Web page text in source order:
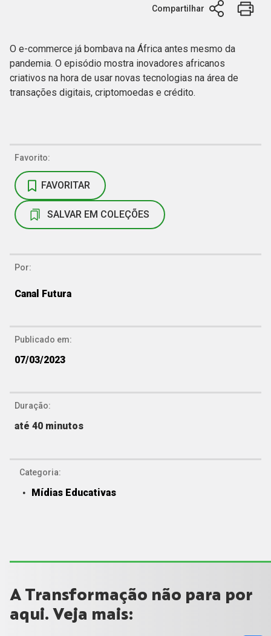
Compartilhar
O e-commerce já bombava na África antes mesmo da
pandemia. O episódio mostra inovadores africanos
criativos na hora de usar novas tecnologias na área de
transações digitais, criptomoedas e crédito.
Favorito:
FAVORITAR
SALVAR EM COLEÇÕES
Por:
Canal Futura
Publicado em:
07/03/2023
Duração:
até 40 minutos
Categoria:
Mídias Educativas
A Transformação não para por
aqui. Veja mais: